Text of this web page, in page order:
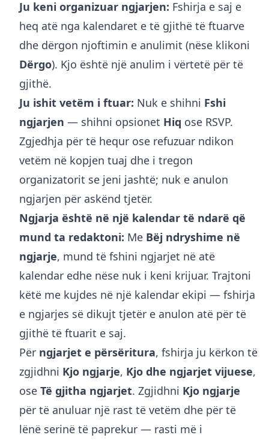
Ju keni organizuar ngjarjen: Fshirja e saj e
heq atë nga kalendaret e të gjithë të ftuarve
dhe dërgon njoftimin e anulimit (nëse klikoni
Dërgo). Kjo është një anulim i vërtetë për të
gjithë.
Ju ishit vetëm i ftuar: Nuk e shihni Fshi
ngjarjen — shihni opsionet Hiq ose RSVP.
Zgjedhja për të hequr ose refuzuar ndikon
vetëm në kopjen tuaj dhe i tregon
organizatorit se jeni jashtë; nuk e anulon
ngjarjen për askënd tjetër.
Ngjarja është në një kalendar të ndarë që
mund ta redaktoni: Me Bëj ndryshime në
ngjarje, mund të fshini ngjarjet në atë
kalendar edhe nëse nuk i keni krijuar. Trajtoni
këtë me kujdes në një kalendar ekipi — fshirja
e ngjarjes së dikujt tjetër e anulon atë për të
gjithë të ftuarit e saj.
Për ngjarjet e përsëritura, fshirja ju kërkon të
zgjidhni Kjo ngjarje, Kjo dhe ngjarjet vijuese,
ose Të gjitha ngjarjet. Zgjidhni Kjo ngjarje
për të anuluar një rast të vetëm dhe për të
lënë serinë të paprekur — rasti më i